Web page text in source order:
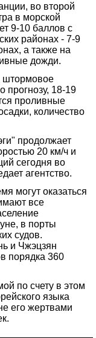
во второй
в морской
9-10 баллов с
районах - 7-9
а также на
дожди.
штормовое
прогнозу, 18-19
проливные
количество
продолжает
20 км/ч и
сегодня во
агентство.
могут оказаться
все
в порты
судов.
и Чжэцзян
порядка 360
по счету в этом
языка
его жертвами